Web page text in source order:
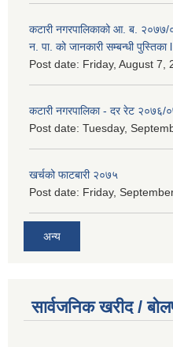
कटारी नगरपालिकाको आ. ब. २०७७/
न. पा. को जानकारी सम्बन्धी पुस्तिका l
Post date: Friday, August 7,
कटारी नगरपालिका - दर रेट २०७६/
Post date: Tuesday,
खर्चको फाटबारी २०७५
Post date: Friday,
अन्य
सार्वजनिक खरीद /